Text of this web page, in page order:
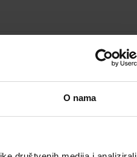
O nama